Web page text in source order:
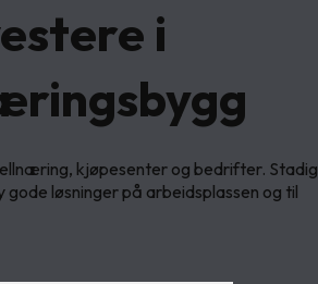
i
kjøpesenter og bedrifter. Stadig
løsninger på arbeidsplassen og til